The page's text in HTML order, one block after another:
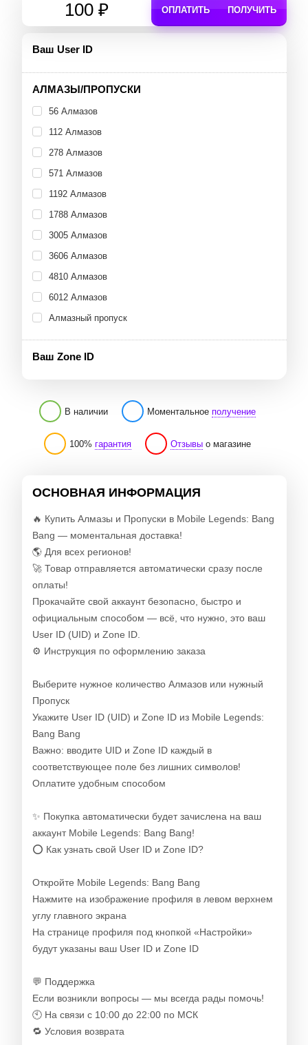
100 ₽ ОПЛАТИТЬ ПОЛУЧИТЬ
Ваш User ID
АЛМАЗЫ/ПРОПУСКИ
56 Алмазов
112 Алмазов
278 Алмазов
571 Алмазов
1192 Алмазов
1788 Алмазов
3005 Алмазов
3606 Алмазов
4810 Алмазов
6012 Алмазов
Алмазный пропуск
Ваш Zone ID
В наличии Моментальное получение
100% гарантия Отзывыо магазине
ОСНОВНАЯ ИНФОРМАЦИЯ
🔥 Купить Алмазы и Пропуски в Mobile Legends: Bang
Bang — моментальная доставка!
🌎 Для всех регионов!
🚀 Товар отправляется автоматически сразу после
оплаты!
Прокачайте свой аккаунт безопасно, быстро и
официальным способом — всё, что нужно, это ваш
User ID (UID) и Zone ID.
⚙️ Инструкция по оформлению заказа
Выберите нужное количество Алмазов или нужный
Пропуск
Укажите User ID (UID) и Zone ID из Mobile Legends:
Bang Bang
Важно: вводите UID и Zone ID каждый в
соответствующее поле без лишних символов!
Оплатите удобным способом
✨ Покупка автоматически будет зачислена на ваш
аккаунт Mobile Legends: Bang Bang!
⭕ Как узнать свой User ID и Zone ID?
Откройте Mobile Legends: Bang Bang
Нажмите на изображение профиля в левом верхнем
углу главного экрана
На странице профиля под кнопкой «Настройки»
будут указаны ваш User ID и Zone ID
💬 Поддержка
Если возникли вопросы — мы всегда рады помочь!
🕙 На связи с 10:00 до 22:00 по МСК
🔁 Условия возврата